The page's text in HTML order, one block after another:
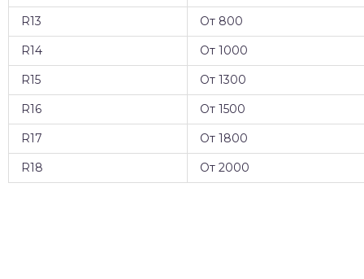
R13
От 800
R14
От 1000
R15
От 1300
R16
От 1500
R17
От 1800
R18
От 2000